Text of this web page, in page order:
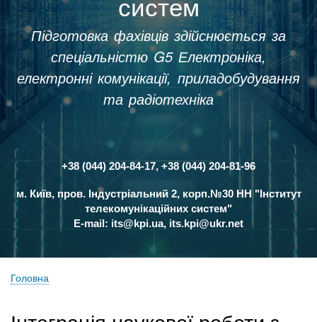
систем
Підготовка фахівців здійснюється за
спеціальністю G5 Електроніка,
електронні комунікації, приладобудування
та радіотехніка
Контакти
+38 (044) 204-84-17, +38 (044) 204-81-96
м. Київ, пров. Індустріальний 2, корп.№30 НН "Інститут
телекомунікаційних систем"
E-mail: its@kpi.ua, its.kpi@ukr.net
Головна